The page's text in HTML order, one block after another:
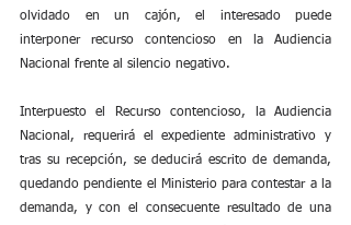
olvidado en un cajón, el interesado puede
interponer recurso contencioso en la Audiencia
Nacional frente al silencio negativo.
Interpuesto el Recurso contencioso, la Audiencia
Nacional, requerirá el expediente administrativo y
tras su recepción, se deducirá escrito de demanda,
quedando pendiente el Ministerio para contestar a la
demanda, y con el consecuente resultado de una